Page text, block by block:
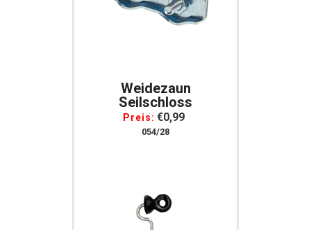
Weidezaun
Seilschloss
Preis: €0,99
054/28